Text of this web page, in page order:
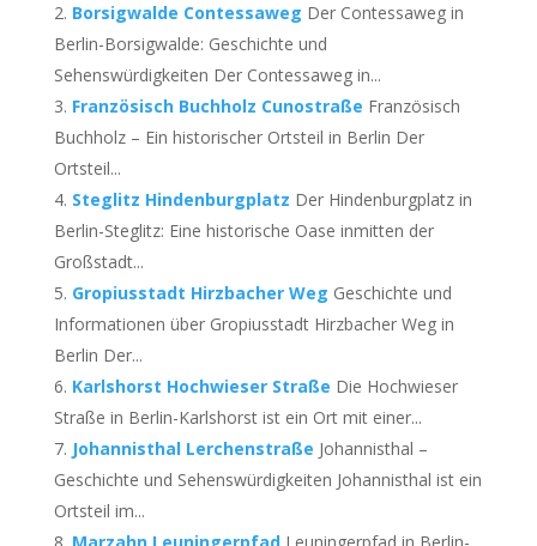
Borsigwalde Contessaweg Der Contessaweg in
Berlin-Borsigwalde: Geschichte und
Sehenswürdigkeiten Der Contessaweg in...
Französisch Buchholz Cunostraße Französisch
Buchholz – Ein historischer Ortsteil in Berlin Der
Ortsteil...
Steglitz Hindenburgplatz Der Hindenburgplatz in
Berlin-Steglitz: Eine historische Oase inmitten der
Großstadt...
Gropiusstadt Hirzbacher Weg Geschichte und
Informationen über Gropiusstadt Hirzbacher Weg in
Berlin Der...
Karlshorst Hochwieser Straße Die Hochwieser
Straße in Berlin-Karlshorst ist ein Ort mit einer...
Johannisthal Lerchenstraße Johannisthal –
Geschichte und Sehenswürdigkeiten Johannisthal ist ein
Ortsteil im...